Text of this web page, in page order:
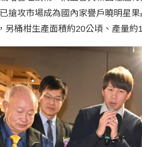
搶攻市場成為國內家譽戶曉明星
另桶柑生產面積約20公頃、產量約